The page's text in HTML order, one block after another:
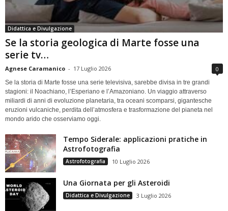
Didattica e Divulgazione
Se la storia geologica di Marte fosse una
serie tv…
Agnese Caramanico - 17 Luglio 2026 0
Se la storia di Marte fosse una serie televisiva, sarebbe divisa in tre grandi
stagioni: il Noachiano, l’Esperiano e l’Amazoniano. Un viaggio attraverso
miliardi di anni di evoluzione planetaria, tra oceani scomparsi, gigantesche
eruzioni vulcaniche, perdita dell’atmosfera e trasformazione del pianeta nel
mondo arido che osserviamo oggi.
Tempo Siderale: applicazioni pratiche in
Astrofotografia
Astrofotografia 10 Luglio 2026
Una Giornata per gli Asteroidi
Didattica e Divulgazione 3 Luglio 2026